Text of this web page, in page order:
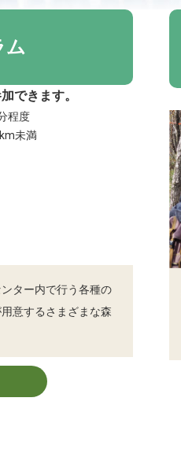
ム
できます。
程度
未満
ター内で行う各種の
意するさまざまな森